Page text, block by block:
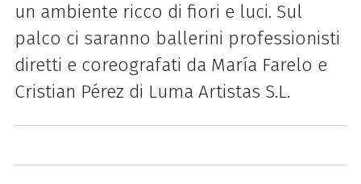
un ambiente ricco di fiori e luci. Sul
palco ci saranno ballerini professionisti
diretti e coreografati da María Farelo e
Cristian Pérez di Luma Artistas S.L.